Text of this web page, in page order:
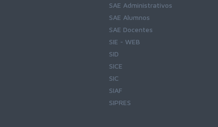
SAE Administrativos
SAE Alumnos
SAE Docentes
SIE - WEB
SID
SICE
SIC
SIAF
SIPRES